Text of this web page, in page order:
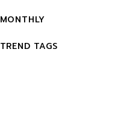
MONTHLY
TREND TAGS